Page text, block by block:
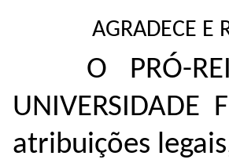
AGRADECE
O PRÓ-
atribuições